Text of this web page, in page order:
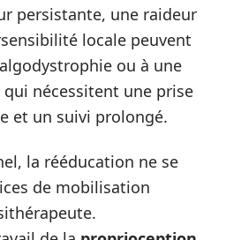
persistante, une raideur
locale peuvent
ou à une
qui nécessitent une prise
et un suivi prolongé.
la rééducation ne se
de mobilisation